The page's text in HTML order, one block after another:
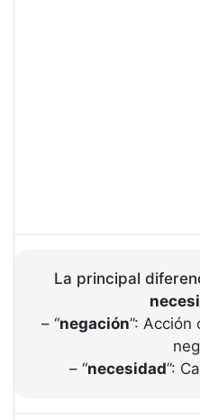
La principal
– “negación”:
– “necesidad”: